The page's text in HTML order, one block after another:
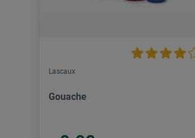
Lascaux
Gouache